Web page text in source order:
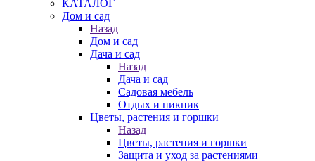
КАТАЛОГ
Дом и сад
Назад
Дом и сад
Дача и сад
Назад
Дача и сад
Садовая мебель
Отдых и пикник
Цветы, растения и горшки
Назад
Цветы, растения и горшки
Защита и уход за растениями